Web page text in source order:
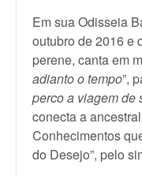
Em sua Odisseia
outubro de 2016 e
perene, canta em
adianto o tempo”,
perco a viagem de
conecta a
Conhecimentos
do Desejo”, pelo